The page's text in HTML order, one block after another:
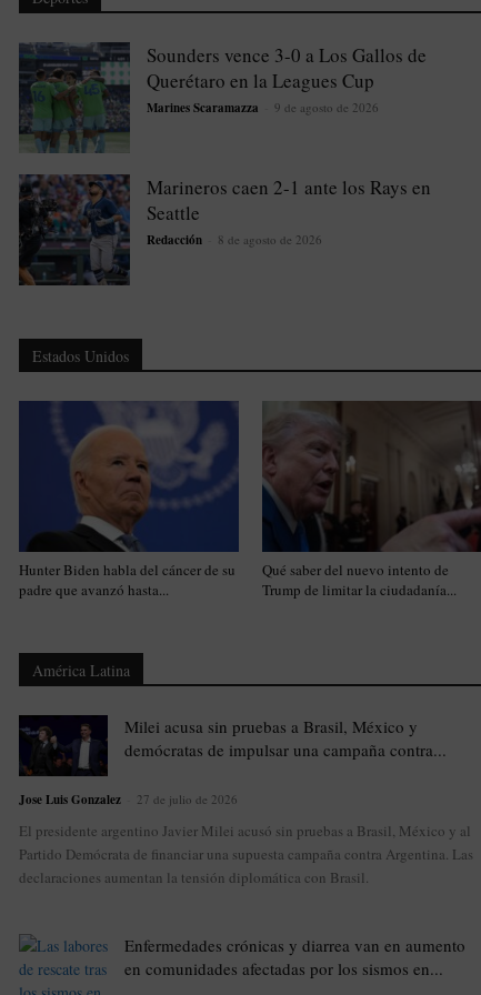
Sounders vence 3-0 a Los Gallos de
Querétaro en la Leagues Cup
Marines Scaramazza 9 de agosto de 2026
Marineros caen 2-1 ante los Rays en
Seattle
Redacción 8 de agosto de 2026
Estados Unidos
Hunter Biden habla del cáncer de su
padre que avanzó hasta...
Qué saber del nuevo intento de
Trump de limitar la ciudadanía...
América Latina
Milei acusa sin pruebas a Brasil, México y
demócratas de impulsar una campaña contra...
Jose Luis Gonzalez 27 de julio de 2026
El presidente argentino Javier Milei acusó sin pruebas a Brasil, México y al
Partido Demócrata de financiar una supuesta campaña contra Argentina. Las
declaraciones aumentan la tensión diplomática con Brasil.
Enfermedades crónicas y diarrea van en aumento
en comunidades afectadas por los sismos en...